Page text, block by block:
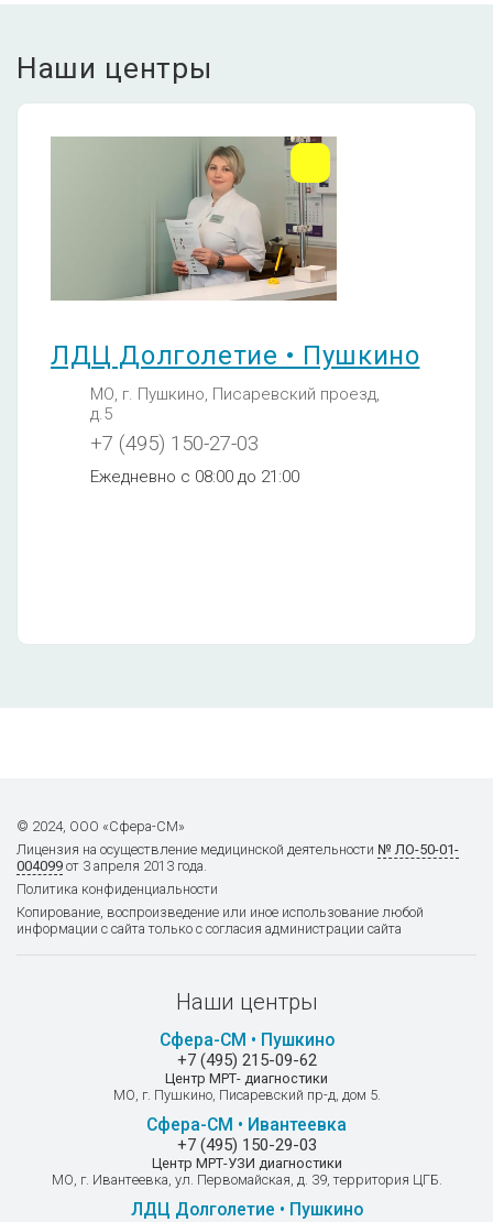
ЛДЦ Долголетие •
Пушкино
МО, г. Пушкино,
Писаревский проезд, д.5
+7 (495) 150-27-03
Ежедневно с 08:00 до 21:00
Анализ кариотипа 1 пациента
A12.05.013
4970
Кариотипирование с
выявлением аберраций (с
фотографией)
6950
Хромосомный микроматричный
27560
Наши центры
ЛДЦ Долголетие • Пушкино
МО, г. Пушкино, Писаревский проезд,
д.5
+7 (495) 150-27-03
Ежедневно с 08:00 до 21:00
© 2024, ООО «Сфера-СМ»
Лицензия на осуществление медицинской деятельности № ЛО-50-01-
004099 от 3 апреля 2013 года.
Политика конфиденциальности
Копирование, воспроизведение или иное использование любой
информации с сайта только с согласия администрации сайта
Наши центры
Сфера-СМ • Пушкино
+7 (495) 215-09-62
Центр МРТ- диагностики
МО, г. Пушкино, Писаревский пр-д, дом 5.
Сфера-СМ • Ивантеевка
+7 (495) 150-29-03
Центр МРТ-УЗИ диагностики
МО, г. Ивантеевка, ул. Первомайская, д. 39, территория ЦГБ.
ЛДЦ Долголетие • Пушкино